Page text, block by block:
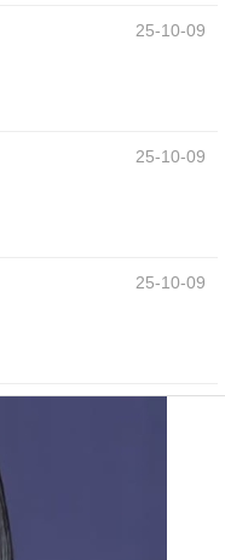
25-10-09
25-10-09
25-10-09